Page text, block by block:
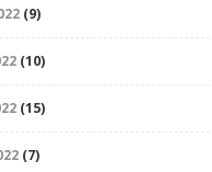
(9)
(10)
(15)
(7)